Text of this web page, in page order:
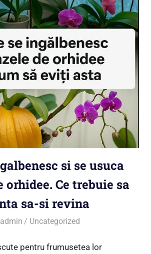
si se usuca
orhidee. Ce trebuie sa
sa-si revina
admin Uncategorized
pentru frumusetea lor